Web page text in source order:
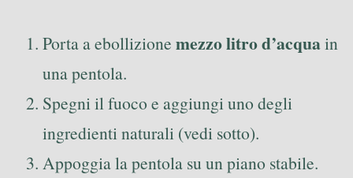
Porta a ebollizione mezzo litro d’acquain
una pentola.
Spegni il fuoco e aggiungi uno degli
ingredienti naturali (vedi sotto).
Appoggia la pentola su un piano stabile.